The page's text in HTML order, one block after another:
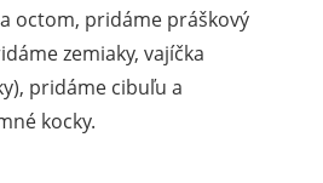
octom, pridáme práškový
zemiaky, vajíčka
pridáme cibuľu a
kocky.